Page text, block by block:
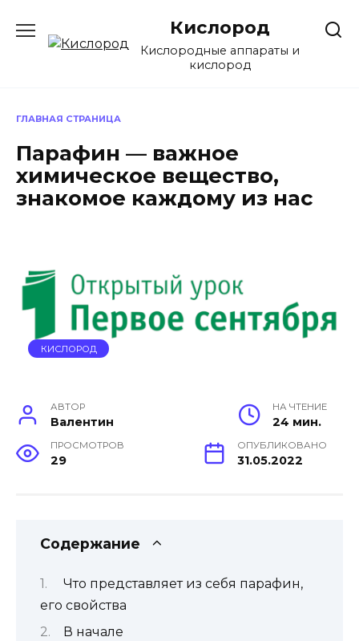
содержанию
Кислород
Кислородные аппараты и
кислород
ГЛАВНАЯ СТРАНИЦА
Парафин — важное
химическое вещество,
знакомое каждому из нас
КИСЛОРОД
АВТОР
Валентин
НА ЧТЕНИЕ
24 мин.
ПРОСМОТРОВ
29
ОПУБЛИКОВАНО
31.05.2022
Содержание
Что представляет из себя парафин,
его свойства
В начале